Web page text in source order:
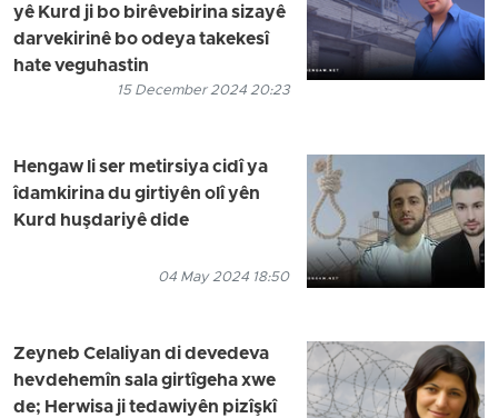
yê Kurd ji bo birêvebirina sizayê
darvekirinê bo odeya takekesî
hate veguhastin
15 December 2024 20:23
Hengaw li ser metirsiya cidî ya
îdamkirina du girtiyên olî yên
Kurd huşdariyê dide
04 May 2024 18:50
Zeyneb Celaliyan di devedeva
hevdehemîn sala girtîgeha xwe
de; Herwisa ji tedawiyên pizîşkî